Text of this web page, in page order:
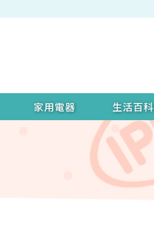
家用電器 生活百科